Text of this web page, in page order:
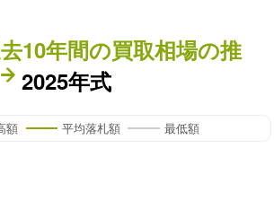
10年間の買取相場の推
2025年式
額 平均落札額 最低額